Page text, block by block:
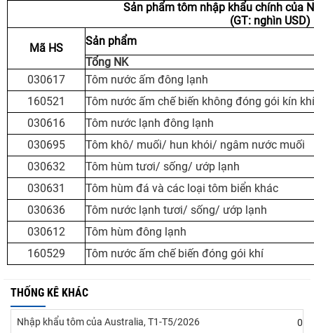
Sản phẩm tôm nhập khẩu chính của
(GT: nghìn USD)
Mã HS
Sản phẩm
Tổng NK
030617
Tôm nước ấm đông lạnh
160521
Tôm nước ấm chế biến không đóng gói kín khí
030616
Tôm nước lạnh đông lạnh
030695
Tôm khô/ muối/ hun khói/ ngâm nước muối
030632
Tôm hùm tươi/ sống/ ướp lạnh
030631
Tôm hùm đá và các loại tôm biển khác
030636
Tôm nước lạnh tươi/ sống/ ướp lạnh
030612
Tôm hùm đông lạnh
160529
Tôm nước ấm chế biến đóng gói khí
THỐNG KÊ KHÁC
Nhập khẩu tôm của Australia, T1-T5/2026 07/